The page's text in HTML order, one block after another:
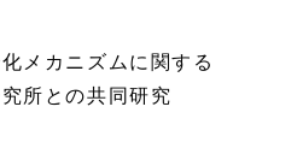
メカニズムに関する
所との共同研究